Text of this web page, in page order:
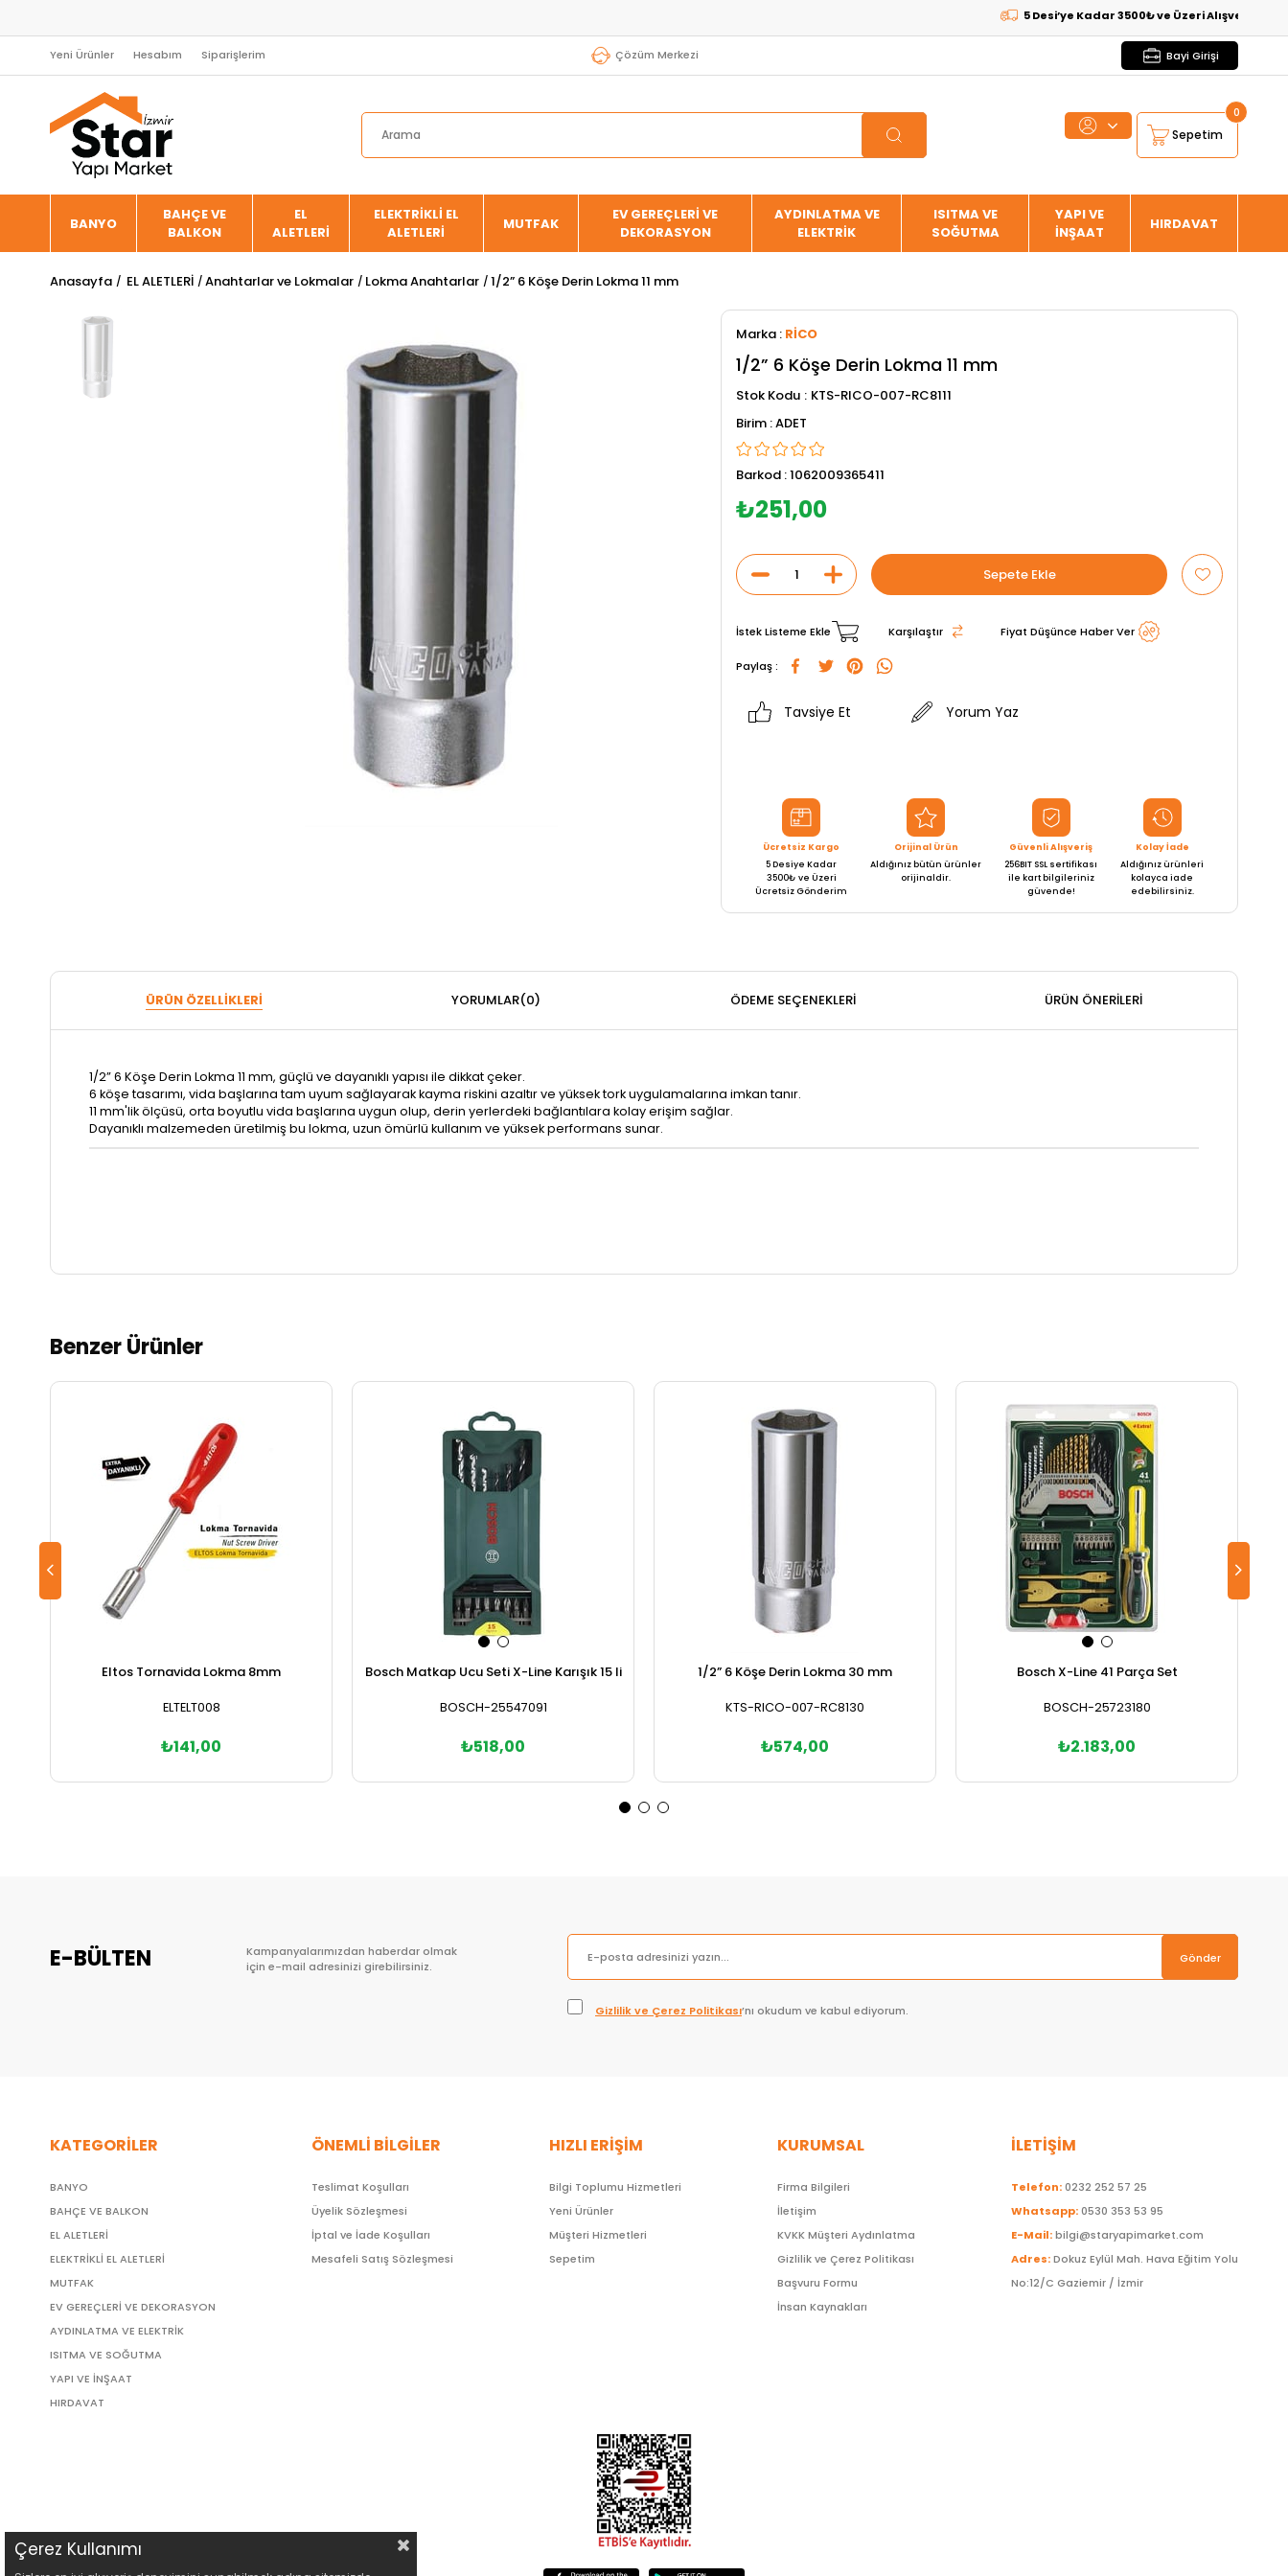
5 Desi’ye Kadar 3500₺ ve Üzeri Alışverişlerde
Yeni Ürünler Hesabım Siparişlerim Çözüm Merkezi Bayi Girişi
Sepetim
0
BANYO
BAHÇE VE
BALKON
EL
ALETLERİ
ELEKTRİKLİ EL
ALETLERİ
MUTFAK
EV GEREÇLERİ VE
DEKORASYON
AYDINLATMA VE
ELEKTRİK
ISITMA VE
SOĞUTMA
YAPI VE
İNŞAAT
HIRDAVAT
Anasayfa EL ALETLERİ Anahtarlar ve Lokmalar Lokma Anahtarlar 1/2” 6 Köşe Derin Lokma 11 mm
Marka : RİCO
1/2” 6 Köşe Derin Lokma 11 mm
Stok Kodu
KTS-RICO-007-RC8111
ADET
Barkod :1062009365411
₺251,00
İstek Listeme Ekle Karşılaştır Fiyat Düşünce Haber Ver
Paylaş :
Tavsiye Et Yorum Yaz
Ücretsiz Kargo
5 Desiye Kadar
3500₺ ve Üzeri
Ücretsiz Gönderim
Orijinal Ürün
Aldığınız bütün ürünler
orijinaldir.
Güvenli Alışveriş
256BIT SSL sertifikası
ile kart bilgileriniz
güvende!
Kolay İade
Aldığınız ürünleri
kolayca iade
edebilirsiniz.
ÜRÜN ÖZELLIKLERI YORUMLAR(0) ÖDEME SEÇENEKLERI ÜRÜN ÖNERILERI
1/2” 6 Köşe Derin Lokma 11 mm, güçlü ve dayanıklı yapısı ile dikkat çeker.
6 köşe tasarımı, vida başlarına tam uyum sağlayarak kayma riskini azaltır ve yüksek tork uygulamalarına imkan tanır.
11 mm'lik ölçüsü, orta boyutlu vida başlarına uygun olup, derin yerlerdeki bağlantılara kolay erişim sağlar.
Dayanıklı malzemeden üretilmiş bu lokma, uzun ömürlü kullanım ve yüksek performans sunar.
Benzer Ürünler
Eltos Tornavida Lokma 8mm
ELTELT008
₺141,00
Bosch Matkap Ucu Seti X-Line Karışık 15 li
BOSCH-25547091
₺518,00
1/2” 6 Köşe Derin Lokma 30 mm
KTS-RICO-007-RC8130
₺574,00
Bosch X-Line 41 Parça Set
BOSCH-25723180
₺2.183,00
E-BÜLTEN
Kampanyalarımızdan haberdar olmak
için e-mail adresinizi girebilirsiniz.
Gönder
Gizlilik ve Çerez Politikası’nı okudum ve kabul ediyorum.
KATEGORİLER
BANYO
BAHÇE VE BALKON
EL ALETLERİ
ELEKTRİKLİ EL ALETLERİ
MUTFAK
EV GEREÇLERİ VE DEKORASYON
AYDINLATMA VE ELEKTRİK
ISITMA VE SOĞUTMA
YAPI VE İNŞAAT
HIRDAVAT
ÖNEMLİ BİLGİLER
Teslimat Koşulları
Üyelik Sözleşmesi
İptal ve İade Koşulları
Mesafeli Satış Sözleşmesi
HIZLI ERİŞİM
Bilgi Toplumu Hizmetleri
Yeni Ürünler
Müşteri Hizmetleri
Sepetim
KURUMSAL
Firma Bilgileri
İletişim
KVKK Müşteri Aydınlatma
Gizlilik ve Çerez Politikası
Başvuru Formu
İnsan Kaynakları
İLETİŞİM
Telefon:0232 252 57 25
Whatsapp:0530 353 53 95
E-Mail:bilgi@staryapimarket.com
Adres:Dokuz Eylül Mah. Hava Eğitim Yolu
No:12/C Gaziemir / İzmir
Çerez Kullanımı